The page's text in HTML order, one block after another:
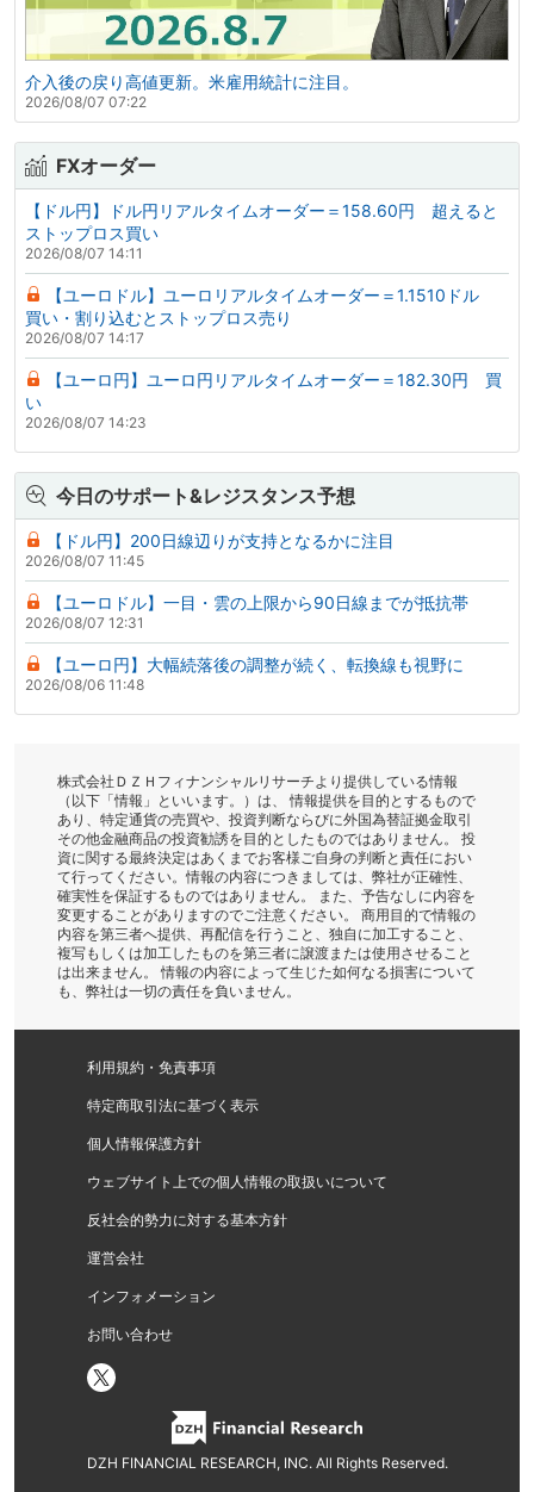
介入後の戻り高値更新。米雇用統計に注目。
2026/08/07 07:22
FXオーダー
【ドル円】ドル円リアルタイムオーダー＝158.60円 超えると
ストップロス買い
2026/08/07 14:11
【ユーロドル】ユーロリアルタイムオーダー＝1.1510ドル
買い・割り込むとストップロス売り
2026/08/07 14:17
【ユーロ円】ユーロ円リアルタイムオーダー＝182.30円 買
い
2026/08/07 14:23
今日のサポート&レジスタンス予想
【ドル円】200日線辺りが支持となるかに注目
2026/08/07 11:45
【ユーロドル】一目・雲の上限から90日線までが抵抗帯
2026/08/07 12:31
【ユーロ円】大幅続落後の調整が続く、転換線も視野に
2026/08/06 11:48
株式会社ＤＺＨフィナンシャルリサーチより提供している情報
（以下「情報」といいます。）は、 情報提供を目的とするもので
あり、特定通貨の売買や、投資判断ならびに外国為替証拠金取引
その他金融商品の投資勧誘を目的としたものではありません。 投
資に関する最終決定はあくまでお客様ご自身の判断と責任におい
て行ってください。情報の内容につきましては、弊社が正確性、
確実性を保証するものではありません。 また、予告なしに内容を
変更することがありますのでご注意ください。 商用目的で情報の
内容を第三者へ提供、再配信を行うこと、独自に加工すること、
複写もしくは加工したものを第三者に譲渡または使用させること
は出来ません。 情報の内容によって生じた如何なる損害について
も、弊社は一切の責任を負いません。
利用規約・免責事項
特定商取引法に基づく表示
個人情報保護方針
ウェブサイト上での個人情報の取扱いについて
反社会的勢力に対する基本方針
運営会社
インフォメーション
お問い合わせ
DZH FINANCIAL RESEARCH, INC. All Rights Reserved.